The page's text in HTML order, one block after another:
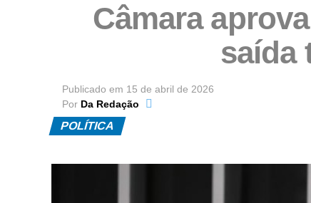
Câmara
saída
Publicado em 15 de abril de 2026
Por Da Redação
POLÍTICA